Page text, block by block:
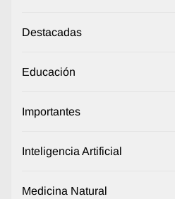
Destacadas
Educación
Importantes
Inteligencia Artificial
Medicina Natural